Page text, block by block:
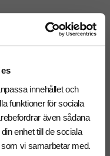
innehållet och
funktioner för sociala
även sådana
enhet till de sociala
vi samarbetar med.